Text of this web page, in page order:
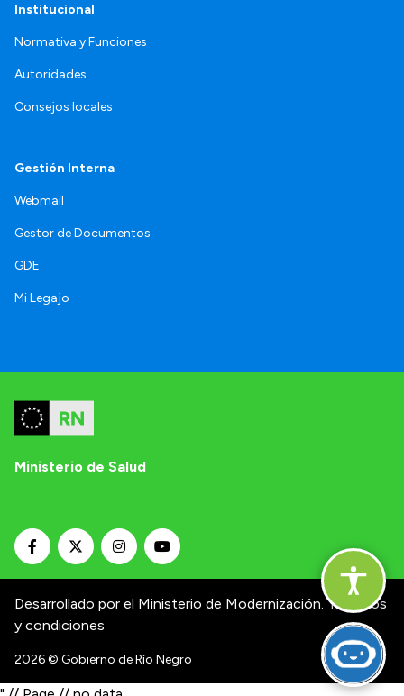
Institucional
Normativa y Funciones
Autoridades
Consejos locales
Gestión Interna
Webmail
Gestor de Documentos
GDE
Mi Legajo
Ministerio de Salud
Desarrollado por el Ministerio de Modernización. Términos
y condiciones
2026© Gobierno de Río Negro